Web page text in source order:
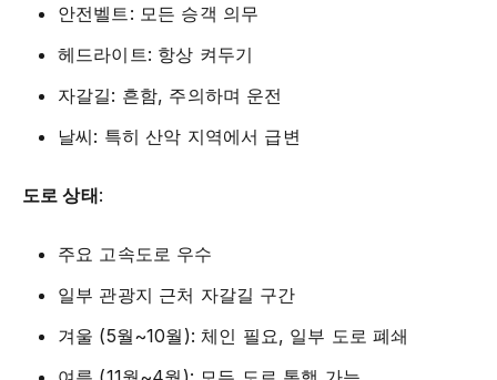
안전벨트: 모든 승객 의무
헤드라이트: 항상 켜두기
자갈길: 흔함, 주의하며 운전
날씨: 특히 산악 지역에서 급변
도로 상태:
주요 고속도로 우수
일부 관광지 근처 자갈길 구간
겨울 (5월~10월): 체인 필요, 일부 도로 폐쇄